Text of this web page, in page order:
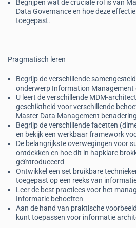
Begrijpen wat de cruciale rol is van
Data Governance en hoe deze
toegepast.
Pragmatisch leren
Begrijp de verschillende
onderwerp Information Management
U leert de verschillende MDM-
geschiktheid voor verschillende
Master Data Management
Begrijp de verschillende facetten
en bekijk een werkbaar framework
De belangrijkste overwegingen voor
ontdekken en hoe dit in hapklare
geïntroduceerd
Ontwikkel een set bruikbare
toegepast op een reeks van
Leer de best practices voor het
Informatie behoeften
Aan de hand van praktische
kunt toepassen voor informatie